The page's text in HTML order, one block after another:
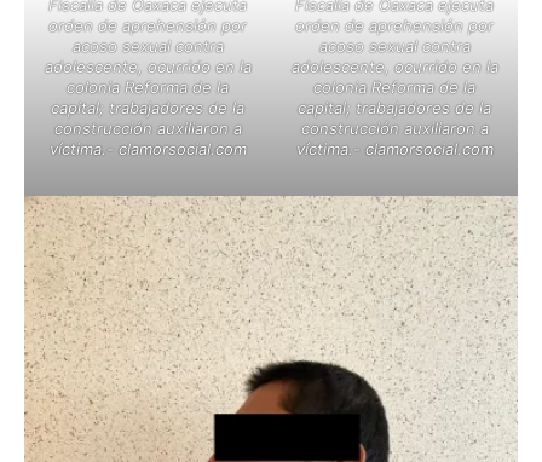
Fiscalía de Oaxaca ejecuta
orden de aprehensión por
acoso sexual contra
adolescente, ocurrido en la
colonia Reforma de la
capital; trabajadores de la
construcción auxiliaron a
víctima.- clamorsocial.com
Fiscalía de Oaxaca ejecuta
orden de aprehensión por
acoso sexual contra
adolescente, ocurrido en la
colonia Reforma de la
capital; trabajadores de la
construcción auxiliaron a
víctima.- clamorsocial.com